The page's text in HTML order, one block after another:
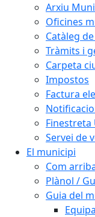
Arxiu
Oficines
Catàleg
Tràmits i
Carpeta
Impostos
Factura
Finestreta
Servei de
El municipi
Com
Plànol /
Guia del